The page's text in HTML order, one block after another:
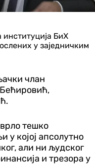
институција БиХ
у заједничким
члан
тешко
у којој апсолутно
али ни људског
и трезора у